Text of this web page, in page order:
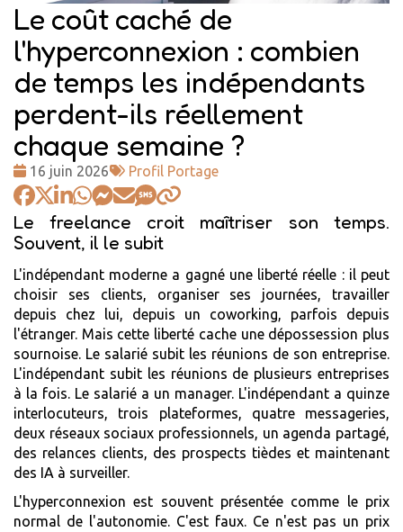
Le coût caché de
l'hyperconnexion : combien
de temps les indépendants
perdent-ils réellement
chaque semaine ?
Date
:
16 juin 2026
Tags
:
Profil Portage
Le freelance croit maîtriser son temps.
Souvent, il le subit
L'indépendant moderne a gagné une liberté réelle : il peut
choisir ses clients, organiser ses journées, travailler
depuis chez lui, depuis un coworking, parfois depuis
l'étranger. Mais cette liberté cache une dépossession plus
sournoise. Le salarié subit les réunions de son entreprise.
L'indépendant subit les réunions de plusieurs entreprises
à la fois. Le salarié a un manager. L'indépendant a quinze
interlocuteurs, trois plateformes, quatre messageries,
deux réseaux sociaux professionnels, un agenda partagé,
des relances clients, des prospects tièdes et maintenant
des IA à surveiller.
L'hyperconnexion est souvent présentée comme le prix
normal de l'autonomie. C'est faux. Ce n'est pas un prix